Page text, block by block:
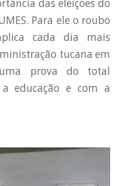
das eleições do
Para ele o roubo
cada dia mais
tucana em
prova do total
educação e com a